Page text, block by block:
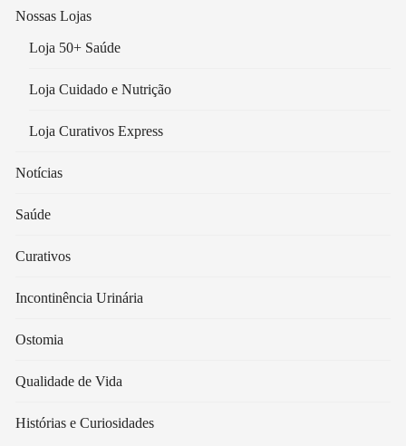
Nossas Lojas
Loja 50+ Saúde
Loja Cuidado e Nutrição
Loja Curativos Express
Notícias
Saúde
Curativos
Incontinência Urinária
Ostomia
Qualidade de Vida
Histórias e Curiosidades